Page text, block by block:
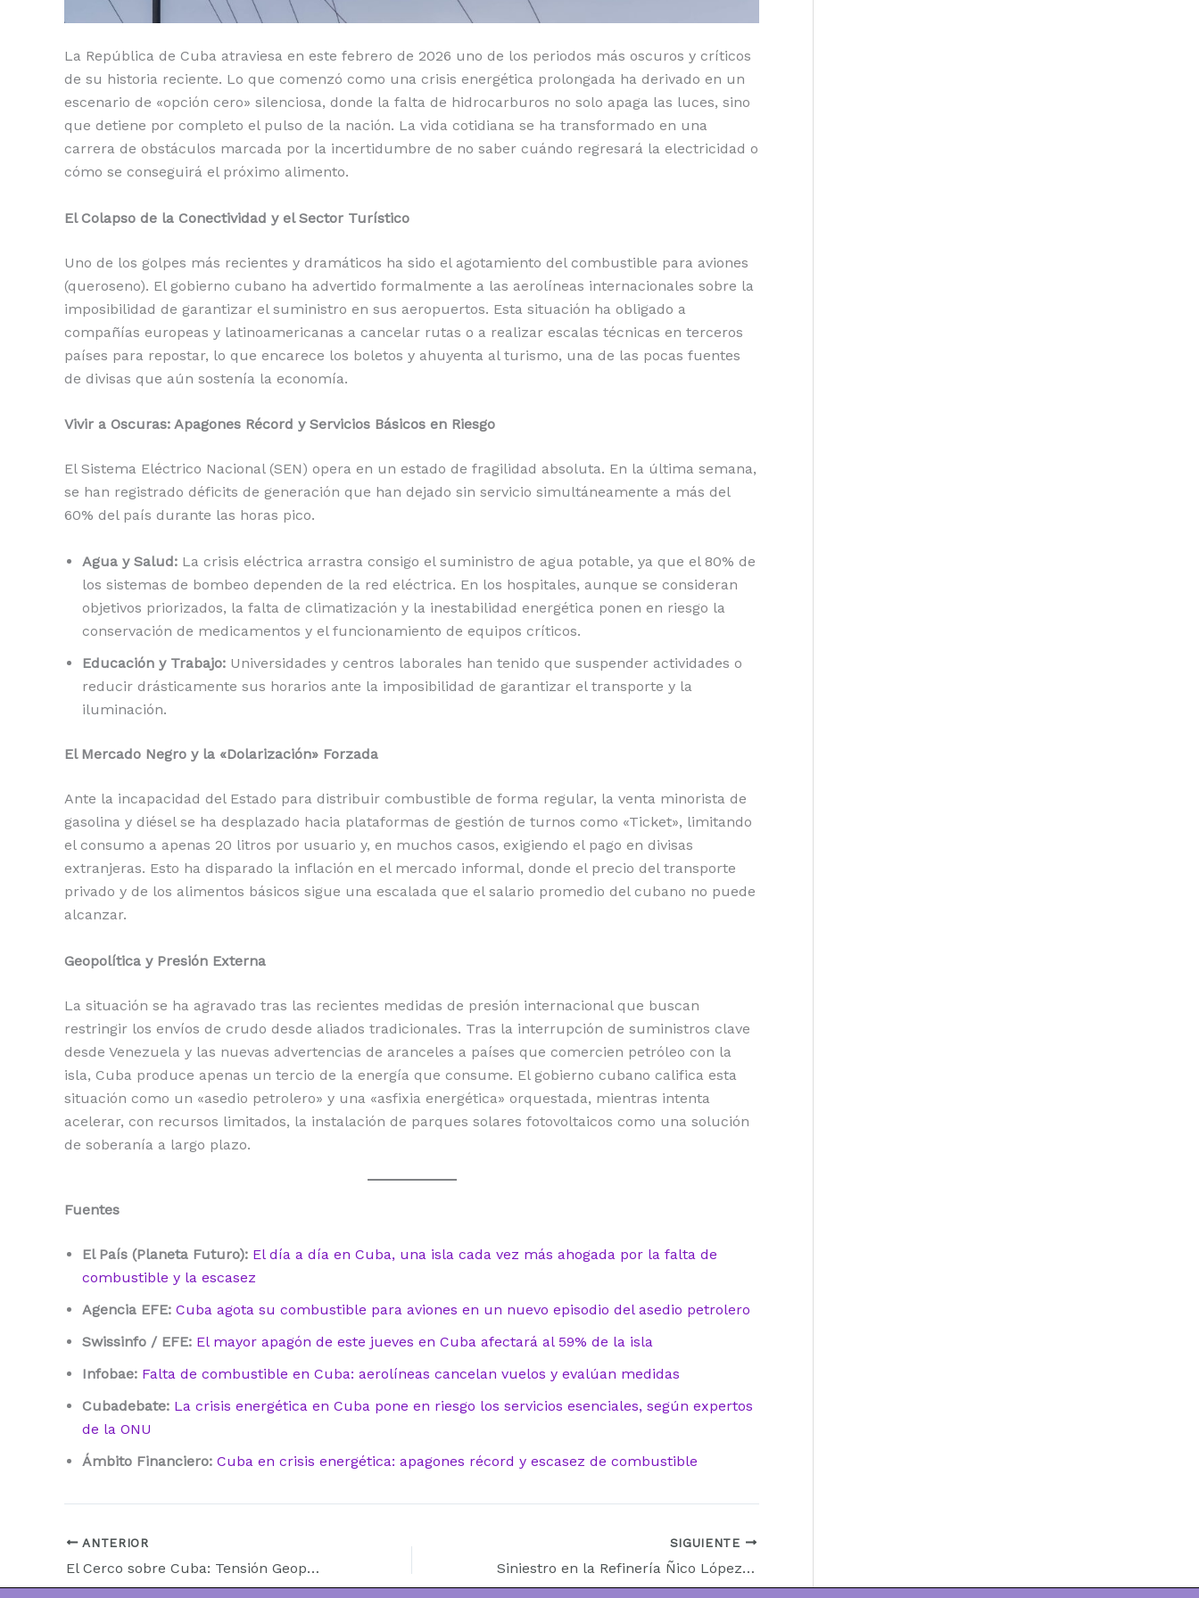
La República de Cuba atraviesa en este febrero de 2026 uno de los periodos más oscuros y críticos
de su historia reciente. Lo que comenzó como una crisis energética prolongada ha derivado en un
escenario de «opción cero» silenciosa, donde la falta de hidrocarburos no solo apaga las luces, sino
que detiene por completo el pulso de la nación. La vida cotidiana se ha transformado en una
carrera de obstáculos marcada por la incertidumbre de no saber cuándo regresará la electricidad o
cómo se conseguirá el próximo alimento.
El Colapso de la Conectividad y el Sector Turístico
Uno de los golpes más recientes y dramáticos ha sido el agotamiento del combustible para aviones
(queroseno). El gobierno cubano ha advertido formalmente a las aerolíneas internacionales sobre la
imposibilidad de garantizar el suministro en sus aeropuertos. Esta situación ha obligado a
compañías europeas y latinoamericanas a cancelar rutas o a realizar escalas técnicas en terceros
países para repostar, lo que encarece los boletos y ahuyenta al turismo, una de las pocas fuentes
de divisas que aún sostenía la economía.
Vivir a Oscuras: Apagones Récord y Servicios Básicos en Riesgo
El Sistema Eléctrico Nacional (SEN) opera en un estado de fragilidad absoluta. En la última semana,
se han registrado déficits de generación que han dejado sin servicio simultáneamente a más del
60% del país durante las horas pico.
Agua y Salud: La crisis eléctrica arrastra consigo el suministro de agua potable, ya que el 80% de
los sistemas de bombeo dependen de la red eléctrica. En los hospitales, aunque se consideran
objetivos priorizados, la falta de climatización y la inestabilidad energética ponen en riesgo la
conservación de medicamentos y el funcionamiento de equipos críticos.
Educación y Trabajo: Universidades y centros laborales han tenido que suspender actividades o
reducir drásticamente sus horarios ante la imposibilidad de garantizar el transporte y la
iluminación.
El Mercado Negro y la «Dolarización» Forzada
Ante la incapacidad del Estado para distribuir combustible de forma regular, la venta minorista de
gasolina y diésel se ha desplazado hacia plataformas de gestión de turnos como «Ticket», limitando
el consumo a apenas 20 litros por usuario y, en muchos casos, exigiendo el pago en divisas
extranjeras. Esto ha disparado la inflación en el mercado informal, donde el precio del transporte
privado y de los alimentos básicos sigue una escalada que el salario promedio del cubano no puede
alcanzar.
Geopolítica y Presión Externa
La situación se ha agravado tras las recientes medidas de presión internacional que buscan
restringir los envíos de crudo desde aliados tradicionales. Tras la interrupción de suministros clave
desde Venezuela y las nuevas advertencias de aranceles a países que comercien petróleo con la
isla, Cuba produce apenas un tercio de la energía que consume. El gobierno cubano califica esta
situación como un «asedio petrolero» y una «asfixia energética» orquestada, mientras intenta
acelerar, con recursos limitados, la instalación de parques solares fotovoltaicos como una solución
de soberanía a largo plazo.
Fuentes
El País (Planeta Futuro): El día a día en Cuba, una isla cada vez más ahogada por la falta de
combustible y la escasez
Agencia EFE: Cuba agota su combustible para aviones en un nuevo episodio del asedio petrolero
Swissinfo / EFE: El mayor apagón de este jueves en Cuba afectará al 59% de la isla
Infobae: Falta de combustible en Cuba: aerolíneas cancelan vuelos y evalúan medidas
Cubadebate: La crisis energética en Cuba pone en riesgo los servicios esenciales, según expertos
de la ONU
Ámbito Financiero: Cuba en crisis energética: apagones récord y escasez de combustible
ANTERIOR
El Cerco sobre Cuba: Tensión Geopolítica, Ayuda Mexicana y el Factor Trump
SIGUIENTE
Siniestro en la Refinería Ñico López: Incendio en La Habana agrava la tensión energética en la isla